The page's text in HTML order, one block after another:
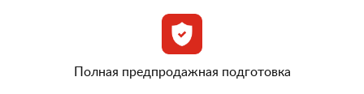
Полная предпродажная подготовка